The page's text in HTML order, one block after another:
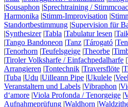
|Sousaphon |Sprechtraining /
Harmonika |Stimm-Improvisation |
Standortbestimmung |Supervision für
|Synthesizer|Tabla |Tabulatur lesen |
|Tango Bandoneon |Tanz |Tárogató |
|Tenorhorn |Teufelsgeige |Theorbe |
|Tiroler Volksharfe / Einfachpedalharfe |
Arrangieren |Tontechnik |Traversflöte |
|Tuba |Udu |Uilleann Pipe |Ukulele |
Veranstaltern und Labels |Vibraphon |
d‘amore |Viola Profonda / Tenorgeige |
Aufnahmeprüfung |Waldhorn |